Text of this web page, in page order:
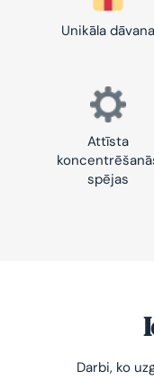
Unikāla dāvana
Attīsta
spējas
Darbi, ko
-10%
Vienkāršs